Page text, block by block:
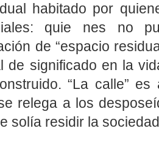
habitado por
quie nes no
de “espacio
de significado en la
“La calle” es
relega a los
solía residir la